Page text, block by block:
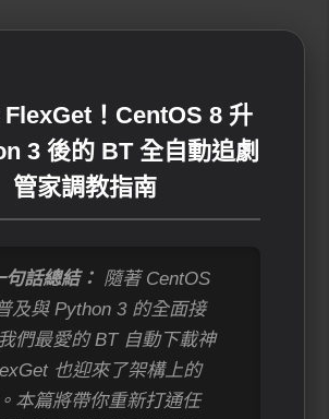
FlexGet！CentOS 8 升
3 後的 BT 全自動追劇
管家調教指南
句話總結： 隨著 CentOS
及與 Python 3 的全面接
們最愛的 BT 自動下載神
也迎來了架構上的
本篇將帶你重新打通任